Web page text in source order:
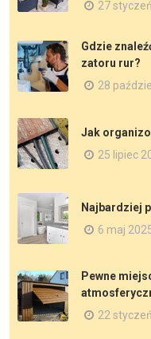
27
Gdzie
zatoru rur?
28
Jak
25 lipiec
Najbardziej
6 maj
Pewne
22